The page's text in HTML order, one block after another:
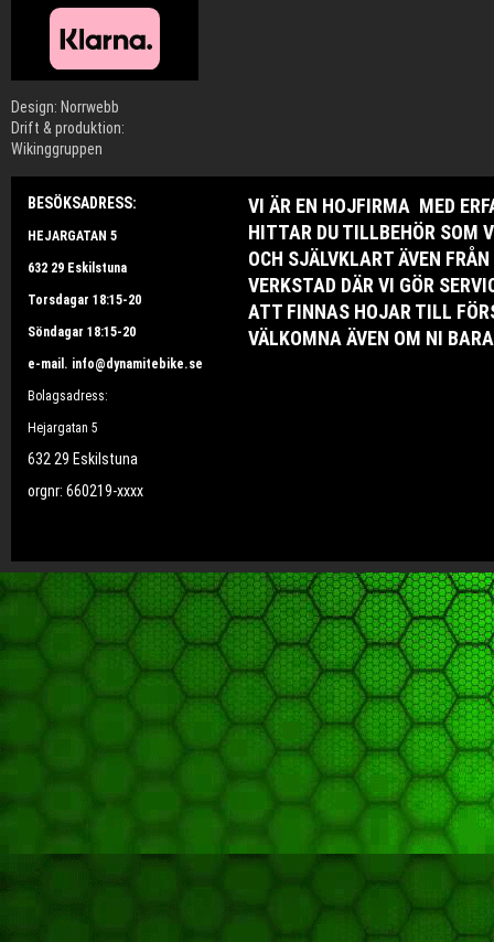
Design: Norrwebb
Drift & produktion:
Wikinggruppen
BESÖKSADRESS:
HEJARGATAN 5
632 29 Eskilstuna
Torsdagar 18:15-20
Söndagar 18:15-20
e-mail. info@dynamitebike.se
Bolagsadress:
Hejargatan 5
632 29 Eskilstuna
orgnr: 660219-xxxx
VI ÄR EN HOJFIRMA MED
HITTAR DU TILLBEHÖR SOM
OCH SJÄLVKLART ÄVEN
VERKSTAD DÄR VI GÖR
ATT FINNAS HOJAR TILL
VÄLKOMNA ÄVEN OM NI